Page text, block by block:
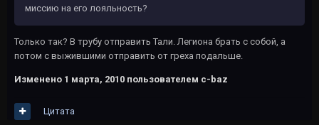
миссию на его лояльность?
Только так? В трубу отправить Тали. Легиона брать с собой, а
потом с выжившими отправить от греха подальше.
Изменено 1 марта, 2010 пользователем c-baz
Цитата